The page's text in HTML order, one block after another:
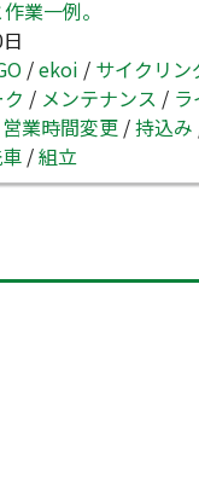
業一例。
/ekoi / サイクリン
/ メンテナンス / ラ
営業時間変更 /持込み
/組立